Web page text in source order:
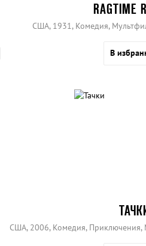
RAGTIME
США, 1931, Комедия,
В
США, 2006, Комедия, Приключения,